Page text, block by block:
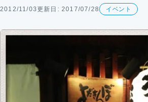
2012/11/03更新日: 2017/07/28 イベント